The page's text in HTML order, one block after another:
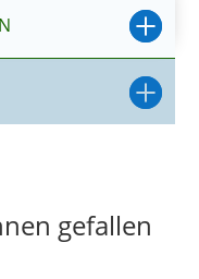
gefallen